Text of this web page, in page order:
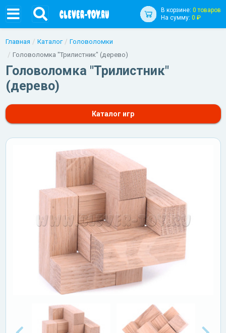
В корзине: 0 товаров
На сумму: 0 ₽
Главная Каталог
Головоломки
Головоломка "Трилистник" (дерево)
Головоломка "Трилистник"
(дерево)
Каталог игр